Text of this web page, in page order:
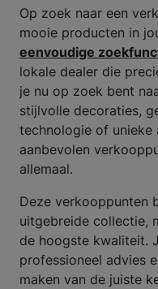
Op zoek naar een
mooie producten in
eenvoudige
lokale dealer die
je nu op zoek bent
stijlvolle decoraties,
technologie of unieke
aanbevolen
allemaal.
Deze verkooppunten
uitgebreide collectie,
de hoogste kwaliteit.
professioneel advies
maken van de juiste